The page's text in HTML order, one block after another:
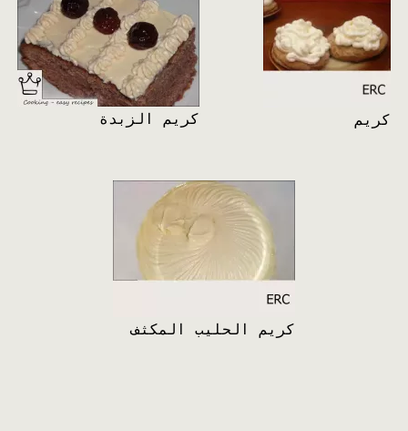
كريم الزبدة كريم
كريم الحليب المكثف